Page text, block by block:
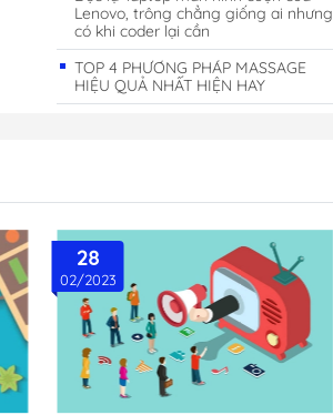
Lenovo, trông chẳng giống ai nhưng
có khi coder lại cần
TOP 4 PHƯƠNG PHÁP MASSAGE
HIỆU QUẢ NHẤT HIỆN HAY
28
02/2023